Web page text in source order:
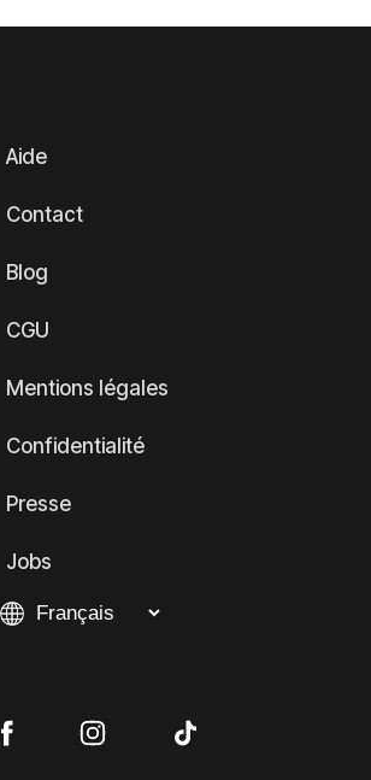
Aide
Contact
Blog
CGU
Mentions légales
Confidentialité
Presse
Jobs